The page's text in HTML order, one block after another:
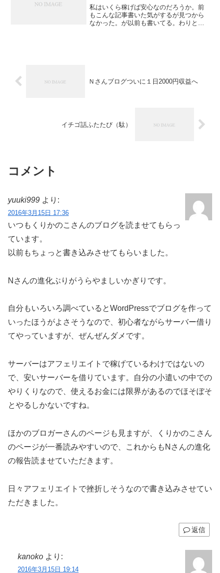
私はいくら稼げば安心なのだろうか。前
もこんな記事書いた気がするが見つから
なかった。が以前も書いてる。わりとし
Ｎさんブログついに１日2000円収益へ
イチゴ話ふたたび（駄）
コメント
yuuki999 より:
2016年3月15日 17:36
いつもくりかのこさんのブログを読ませてもらっ
ています。
以前もちょっと書き込みさせてもらいました。
Nさんの進化ぶりがうらやましいかぎりです。
自分もいろいろ調べているとWordPressでブログを作って
いったほうがよさそうなので、初心者ながらサーバー借り
てやっていますが、ぜんぜんダメです。
サーバーはアフェリエイトで稼げているわけではないの
で、安いサーバーを借りています。自分の小遣いの中での
やりくりなので、使えるお金には限界があるのでほそぼそ
とやるしかないですね。
ほかのブロガーさんのページも見ますが、くりかのこさん
のページが一番読みやすいので、これからもNさんの進化
の報告読ませていただきます。
日々アフェリエイトで挫折しそうなので書き込みさせてい
ただきました。
返信
kanoko より:
2016年3月15日 19:14